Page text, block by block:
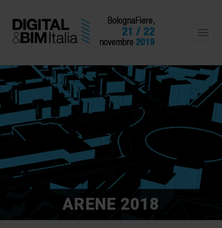
ARENE 2018